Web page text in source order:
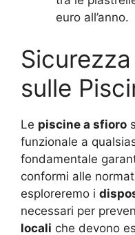
euro all’anno.
sulle
Le piscine a sfioro
funzionale a
fondamentale
conformi alle
esploreremo i
necessari per
locali che devono